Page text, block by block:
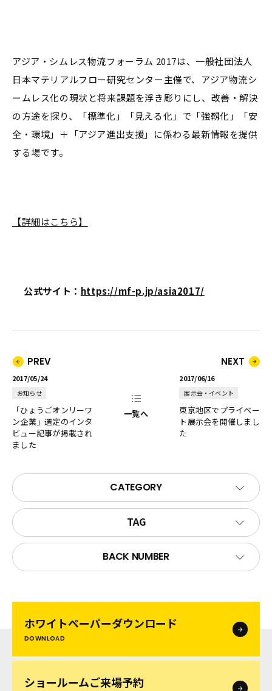
アジア・シムレス物流フォーラム 2017は、一般社団法人
日本マテリアルフロー研究センター主催で、アジア物流シ
ームレス化の現状と将来課題を浮き彫りにし、改善・解決
の方途を探り、「標準化」「見える化」で「強靱化」「安
全・環境」＋「アジア進出支援」に係わる最新情報を提供
する場です。
【詳細はこちら】
公式サイト： https://mf-p.jp/asia2017/
PREV
2017/05/24
お知らせ
「ひょうごオンリーワ
ン企業」選定のインタ
ビュー記事が掲載され
ました
NEXT
2017/06/16
展示会・イベント
東京地区でプライベー
ト展示会を開催しまし
た
一覧へ
CATEGORY
TAG
BACK NUMBER
ホワイトペーパーダウンロード
DOWNLOAD
ショールームご来場予約